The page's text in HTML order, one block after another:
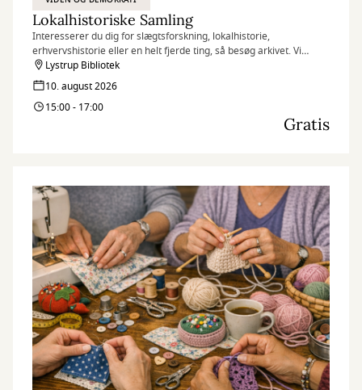
Lokalhistoriske Samling
Interesserer du dig for slægtsforskning, lokalhistorie,
erhvervshistorie eller en helt fjerde ting, så besøg arkivet. Vi
hjælper dig med at finde de informationer, som du søger.
Lystrup Bibliotek
10. august 2026
15:00 - 17:00
Gratis